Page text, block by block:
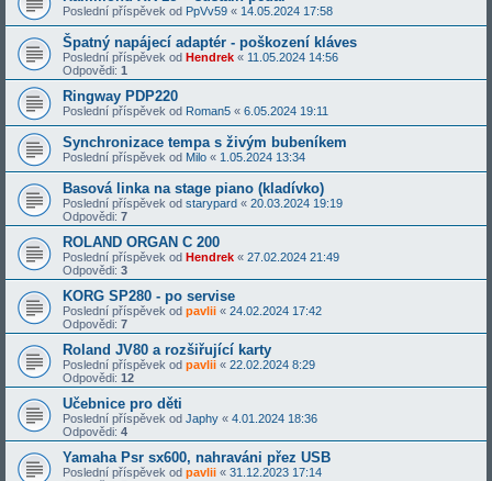
Poslední příspěvek od PpVv59 « 14.05.2024 17:58
Špatný napájecí adaptér - poškození kláves
Poslední příspěvek od Hendrek « 11.05.2024 14:56
Odpovědi: 1
Ringway PDP220
Poslední příspěvek od Roman5 « 6.05.2024 19:11
Synchronizace tempa s živým bubeníkem
Poslední příspěvek od Milo « 1.05.2024 13:34
Basová linka na stage piano (kladívko)
Poslední příspěvek od starypard « 20.03.2024 19:19
Odpovědi: 7
ROLAND ORGAN C 200
Poslední příspěvek od Hendrek « 27.02.2024 21:49
Odpovědi: 3
KORG SP280 - po servise
Poslední příspěvek od pavlii « 24.02.2024 17:42
Odpovědi: 7
Roland JV80 a rozšiřující karty
Poslední příspěvek od pavlii « 22.02.2024 8:29
Odpovědi: 12
Učebnice pro děti
Poslední příspěvek od Japhy « 4.01.2024 18:36
Odpovědi: 4
Yamaha Psr sx600, nahraváni přez USB
Poslední příspěvek od pavlii « 31.12.2023 17:14